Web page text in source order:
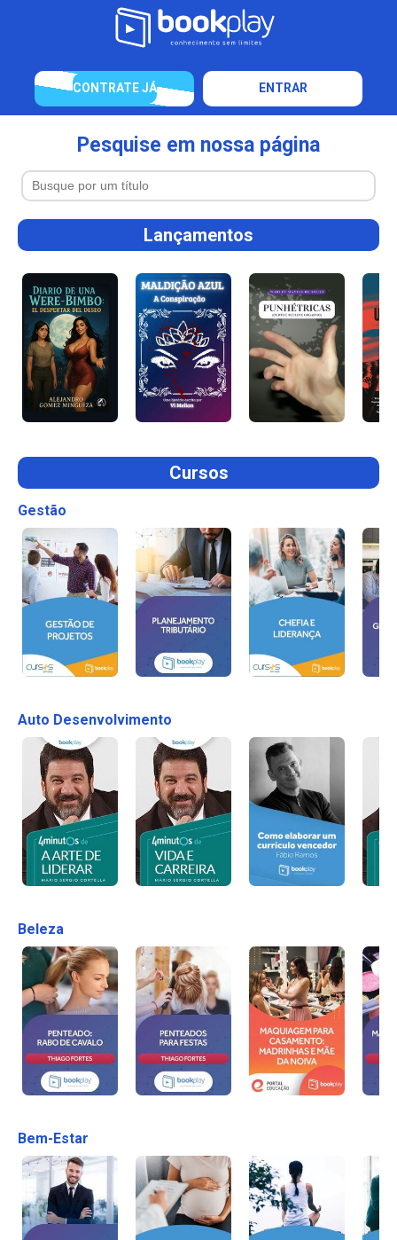
CONTRATE JÁ ENTRAR
Pesquise em nossa página
Lançamentos
Cursos
Gestão
Auto Desenvolvimento
Beleza
Bem-Estar